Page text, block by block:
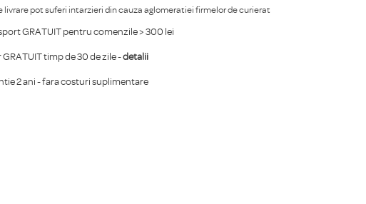
livrare pot suferi intarzieri din cauza aglomeratiei firmelor de curierat
GRATUIT pentru comenzile > 300 lei
GRATUIT timp de 30 de zile -detalii
2 ani - fara costuri suplimentare